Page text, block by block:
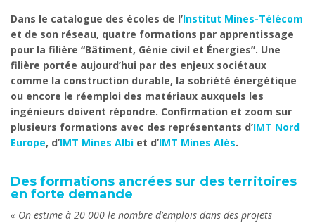
Dans le catalogue des écoles de l’Institut Mines-Télécom
et de son réseau, quatre formations par apprentissage
pour la filière “Bâtiment, Génie civil et Énergies”. Une
filière portée aujourd’hui par des enjeux sociétaux
comme la construction durable, la sobriété énergétique
ou encore le réemploi des matériaux auxquels les
ingénieurs doivent répondre. Confirmation et zoom sur
plusieurs formations avec des représentants d’IMT Nord
Europe, d’IMT Mines Albi et d’IMT Mines Alès.
Des formations ancrées sur des territoires
en forte demande
« On estime à 20 000 le nombre d’emplois dans des projets